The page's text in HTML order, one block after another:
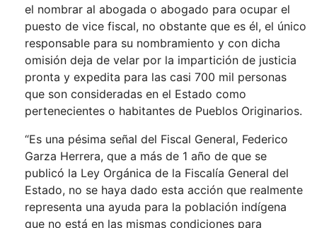
el nombrar al abogada o abogado para ocupar el
puesto de vice fiscal, no obstante que es él, el único
responsable para su nombramiento y con dicha
omisión deja de velar por la impartición de justicia
pronta y expedita para las casi 700 mil personas
que son consideradas en el Estado como
pertenecientes o habitantes de Pueblos Originarios.
“Es una pésima señal del Fiscal General, Federico
Garza Herrera, que a más de 1 año de que se
publicó la Ley Orgánica de la Fiscalía General del
Estado, no se haya dado esta acción que realmente
representa una ayuda para la población indígena
que no está en las mismas condiciones para